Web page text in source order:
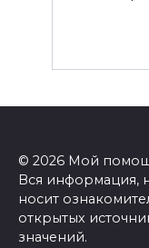
© 2026 Мой
Вся информация,
носит
открытых
значений.